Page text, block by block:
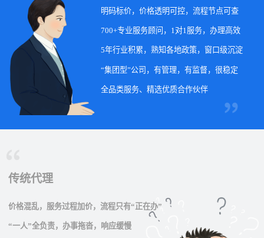
明码标价，价格透明可控，流程节点可查
700+专业服务顾问，1对1服务，办理高效
5年行业积累，熟知各地政策，窗口级沉淀
“集团型”公司，有管理，有监督，很稳定
全品类服务、精选优质合作伙伴
传统代理
价格混乱，服务过程加价，流程只有“正在办”
“一人”全负责，办事拖沓，响应缓慢